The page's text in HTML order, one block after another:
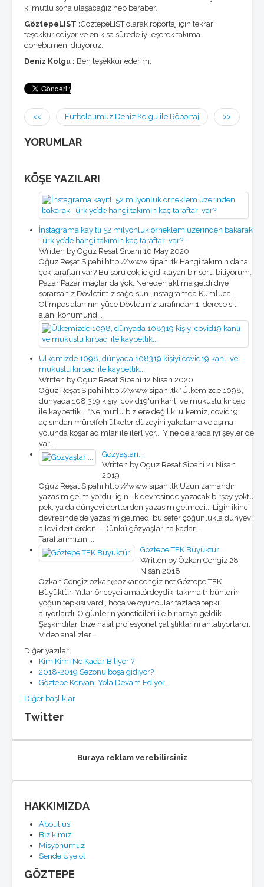
ki mutlu sona ulaşacağız hep beraber.
GöztepeLIST :GöztepeLIST olarak röportaj için tekrar
teşekkür ediyor ve en kısa sürede iyileşerek takıma
dönebilmeni diliyoruz.
Deniz Kolgu : Ben teşekkür ederim.
<< Futbolcumuz Deniz Kolgu ile Röportaj >>
YORUMLAR
KÖŞE YAZILARI
İnstagrama kayıtlı 52 milyonluk örneklem üzerinden bakarak
Türkiye’de hangi takımın kaç taraftarı var?
Written by Oguz Resat Sipahi 10 May 2020
Oğuz Reşat Sipahi http://www.sipahi.tk Hangi takımın daha
çok taraftarı var? Bu soru çok iç gıdıklayan bir soru biliyorum.
Pazar Pazar maçlar da yok. Nereden aklıma geldi diye
sorarsanız Dövletimiz sağolsun. İnstagramda Kumluca-
Olimpos alanının yüce Dövletmiz tarafından 1. derece sit
alanı konumund...
Ülkemizde 1098, dünyada 108319 kişiyi covid19 kanlı ve
mukuslu kırbacı ile kaybettik...
Written by Oguz Resat Sipahi 12 Nisan 2020
Oğuz Reşat Sipahi http://www.sipahi.tk *Ülkemizde 1098,
dünyada 108.319 kişiyi covid19'un kanlı ve mukuslu kırbacı
ile kaybettik... *Ne mutlu bizlere değil ki ülkemiz, covid19
açısından müreffeh ülkeler düzeyini yakalama ve aşma
yolunda koşar adımlar ile ilerliyor... Yine de arada iyi şeyler de
var...
Gözyaşları...
Written by Oguz Resat Sipahi 21 Nisan
2019
Oğuz Reşat Sipahi http://www.sipahi.tk Uzun zamandır
yazasım gelmiyordu ligin ilk devresinde yazacak birşey yoktu
pek, ya da dünyevi dertlerden yazasım gelmedi... Ligin ikinci
devresinde de yazasım gelmedi bu sefer çoğunlukla dünyevi
ailevi dertlerden... Dünkü gözyaşlarına kadar...
Taraftarımızın,...
Göztepe TEK Büyüktür.
Written by Özkan Cengiz 28
Nisan 2018
Özkan Cengiz ozkan@ozkancengiz.net Göztepe TEK
Büyüktür. Yıllar önceydi amatördeydik, takıma tribünlerin
yoğun tepkisi vardı, hoca ve oyuncular fazlaca tepki
alıyorlardı. O günlerin yöneticileri ile bir araya geldik.
Şaşkındılar, bize nasıl profesyonel çalıştıklarını anlatıyorlardı.
Video analizler...
Diğer yazılar:
Kim Kimi Ne Kadar Biliyor ?
2018-2019 Sezonu boşa gidiyor?
Göztepe Kervanı Yola Devam Ediyor…
Diğer başlıklar
Twitter
Buraya reklam verebilirsiniz
HAKKIMIZDA
About us
Biz kimiz
Misyonumuz
Sende Üye ol
GÖZTEPE